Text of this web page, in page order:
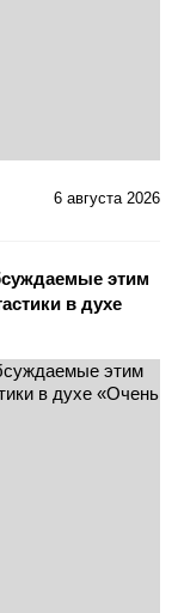
6 августа 2026
этим
в духе